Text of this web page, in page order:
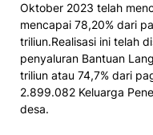
Oktober 2023 telah
mencapai 78,20% dari
triliun.Realisasi ini telah
penyaluran Bantuan
triliun atau 74,7% dari
2.899.082 Keluarga
desa.